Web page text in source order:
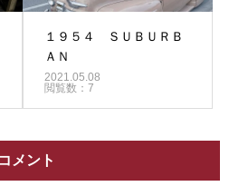
１９５４ ＳＵＢＵＲＢ
ＡＮ
2021.05.08
閲覧数：7
コメント